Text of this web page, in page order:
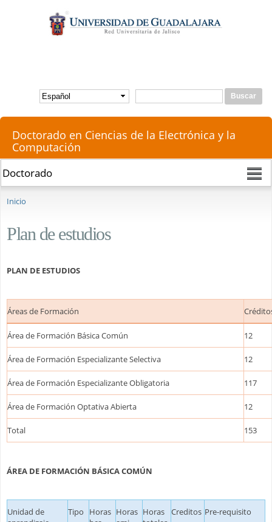
contenido
principal
Formulario de búsqueda
Buscar
Doctorado en Ciencias de la Electrónica y la
Computación
Inicio
Plan de estudios
PLAN DE ESTUDIOS
Áreas de Formación
Área de Formación Básica Común 12
Área de Formación Especializante Selectiva 12
Área de Formación Especializante Obligatoria 117
Área de Formación Optativa Abierta 12
Total 153
ÁREA DE FORMACIÓN BÁSICA COMÚN
Unidad de
Tipo
Horas Horas Horas
Creditos Pre-requisito